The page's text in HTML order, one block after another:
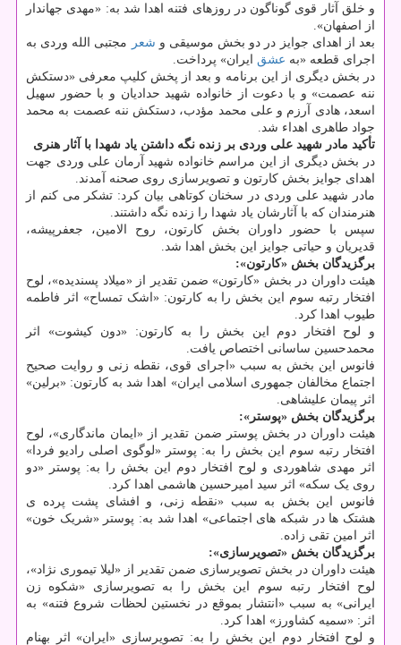
و خلق آثار قوی گوناگون در روزهای فتنه اهدا شد به: «مهدی جهاندار
از اصفهان».
بعد از اهدای جوایز در دو بخش موسیقی و شعر
مجتبی الله وردی به
اجرای قطعه «به عشق ایران» پرداخت.
در بخش دیگری از این برنامه و بعد از پخش کلیپ معرفی «دستکش
ننه عصمت» و با دعوت از خانواده شهید حدادیان و با حضور سهیل
اسعد، هادی آرزم و علی محمد مؤدب، دستکش ننه عصمت به محمد
جواد طاهری اهداء شد.
تأکید مادر شهید علی وردی بر زنده نگه داشتن یاد شهدا با آثار هنری
در بخش دیگری از این مراسم خانواده شهید آرمان علی وردی جهت
اهدای جوایز بخش کارتون و تصویرسازی روی صحنه آمدند.
مادر شهید علی وردی در سخنان کوتاهی بیان کرد: تشکر می کنم از
هنرمندان که با آثارشان یاد شهدا را زنده نگه داشتند.
سپس با حضور داوران بخش کارتون، روح الامین، جعفرپیشه،
قدیریان و حیاتی جوایز این بخش اهدا شد.
برگزیدگان بخش «کارتون»:
هیئت داوران در بخش «کارتون» ضمن تقدیر از «میلاد پسندیده»، لوح
افتخار رتبه سوم این بخش را به کارتون: «اشک تمساح» اثر فاطمه
طیوب اهدا کرد.
و لوح افتخار دوم این بخش را به کارتون: «دون کیشوت» اثر
محمدحسین ساسانی اختصاص یافت.
فانوس این بخش به سبب «اجرای قوی، نقطه زنی و روایت صحیح
اجتماع مخالفان جمهوری اسلامی ایران» اهدا شد به کارتون: «برلین»
اثر پیمان علیشاهی.
برگزیدگان بخش «پوستر»:
هیئت داوران در بخش پوستر ضمن تقدیر از «ایمان ماندگاری»، لوح
افتخار رتبه سوم این بخش را به: پوستر «لوگوی اصلی رادیو فردا»
اثر مهدی شاهوردی و لوح افتخار دوم این بخش را به: پوستر «دو
روی یک سکه» اثر سید امیرحسین هاشمی اهدا کرد.
فانوس این بخش به سبب «نقطه زنی، و افشای پشت پرده ی
هشتک ها در شبکه های اجتماعی» اهدا شد به: پوستر «شریک خون»
اثر امین تقی زاده.
برگزیدگان بخش «تصویرسازی»:
هیئت داوران در بخش تصویرسازی ضمن تقدیر از «لیلا تیموری نژاد»،
لوح افتخار رتبه سوم این بخش را به تصویرسازی «شکوه زن
ایرانی» به سبب «انتشار بموقع در نخستین لحظات شروع فتنه» به
اثر: «سمیه کشاورز» اهدا کرد.
و لوح افتخار دوم این بخش را به: تصویرسازی «ایران» اثر بهنام